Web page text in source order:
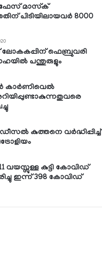
ഫേസ് മാസ്‌ക്
പിടിയിലായവര്‍ 8000
ഫെബ്രുവരി
പന്തുരുളും
കാര്‍ണിവെല്‍
ഡീസല്‍ കുത്തനെ വര്‍ദ്ധിപ്പിച്ച്
വയസ്സുള്ള കുട്ടി കോവിഡ്
ഇന്ന് 398 കോവിഡ്